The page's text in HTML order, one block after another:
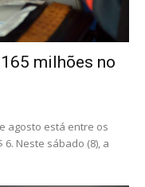
milhões no
agosto está entre os
Neste sábado (8), a